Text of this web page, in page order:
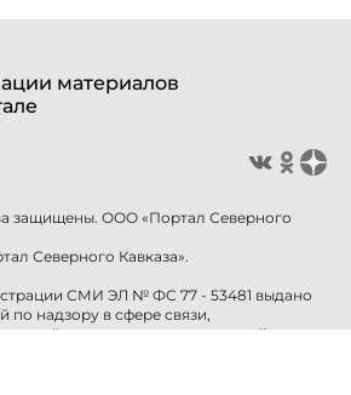
материалов
защищены. ООО «Портал Северного
Северного Кавказа».
СМИ ЭЛ № ФС 77 - 53481 выдано
надзору в сфере связи,
и массовых коммуникаций